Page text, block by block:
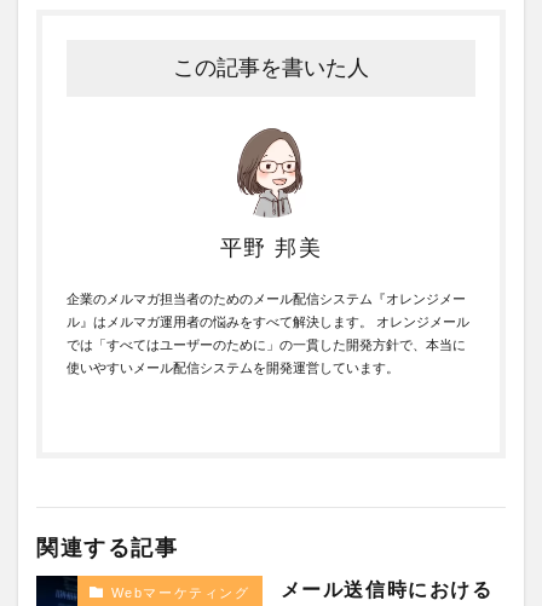
この記事を書いた人
平野 邦美
企業のメルマガ担当者のためのメール配信システム『オレンジメー
ル』はメルマガ運用者の悩みをすべて解決します。 オレンジメール
では「すべてはユーザーのために」の一貫した開発方針で、本当に
使いやすいメール配信システムを開発運営しています。
関連する記事
Webマーケティング
メール送信時における